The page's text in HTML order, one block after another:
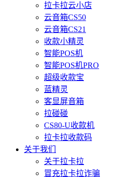
拉卡拉云小店
云音箱CS50
云音箱CS21
收款小精灵
智能POS机
智能POS机PRO
超级收款宝
蓝精灵
客显屏音箱
拉碰碰
CS80-U收款机
拉卡拉收款码
关于我们
关于拉卡拉
冒充拉卡拉诈骗